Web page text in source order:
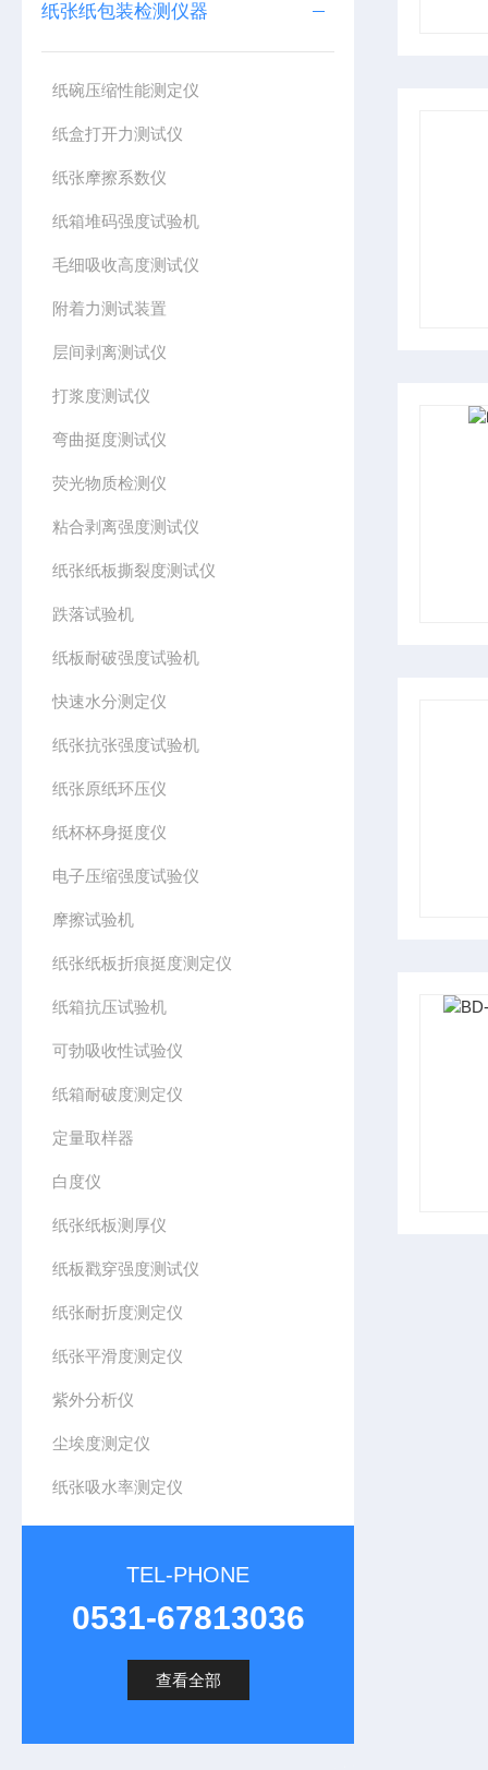
纸张纸包装检测仪器
纸碗压缩性能测定仪
纸盒打开力测试仪
纸张摩擦系数仪
纸箱堆码强度试验机
毛细吸收高度测试仪
附着力测试装置
层间剥离测试仪
打浆度测试仪
弯曲挺度测试仪
荧光物质检测仪
粘合剥离强度测试仪
纸张纸板撕裂度测试仪
跌落试验机
纸板耐破强度试验机
快速水分测定仪
纸张抗张强度试验机
纸张原纸环压仪
纸杯杯身挺度仪
电子压缩强度试验仪
摩擦试验机
纸张纸板折痕挺度测定仪
纸箱抗压试验机
可勃吸收性试验仪
纸箱耐破度测定仪
定量取样器
白度仪
纸张纸板测厚仪
纸板戳穿强度测试仪
纸张耐折度测定仪
纸张平滑度测定仪
紫外分析仪
尘埃度测定仪
纸张吸水率测定仪
TEL-PHONE
0531-67813036
查看全部